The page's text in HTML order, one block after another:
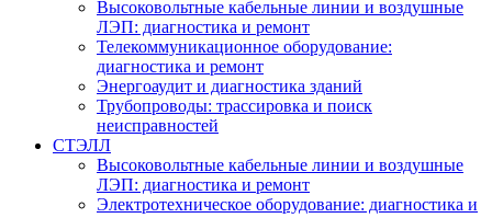
Высоковольтные кабельные линии и воздушные
ЛЭП: диагностика и ремонт
Телекоммуникационное оборудование:
диагностика и ремонт
Энергоаудит и диагностика зданий
Трубопроводы: трассировка и поиск
неисправностей
СТЭЛЛ
Высоковольтные кабельные линии и воздушные
ЛЭП: диагностика и ремонт
Электротехническое оборудование: диагностика и